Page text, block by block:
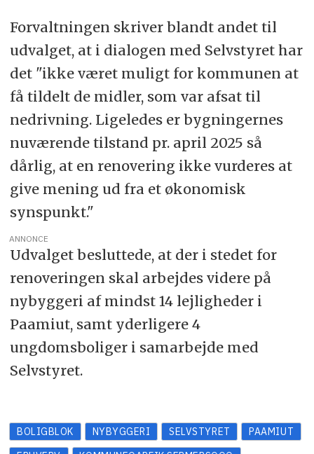
Forvaltningen skriver blandt andet til
udvalget, at i dialogen med Selvstyret har
det "ikke været muligt for kommunen at
få tildelt de midler, som var afsat til
nedrivning. Ligeledes er bygningernes
nuværende tilstand pr. april 2025 så
dårlig, at en renovering ikke vurderes at
give mening ud fra et økonomisk
synspunkt."
ANNONCE
Udvalget besluttede, at der i stedet for
renoveringen skal arbejdes videre på
nybyggeri af mindst 14 lejligheder i
Paamiut, samt yderligere 4
ungdomsboliger i samarbejde med
Selvstyret.
BOLIGBLOK NYBYGGERI SELVSTYRET
PAAMIUT